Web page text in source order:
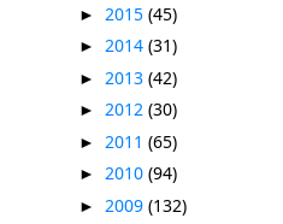
► 2015 (45)
► 2014 (31)
► 2013 (42)
► 2012 (30)
► 2011 (65)
► 2010 (94)
► 2009 (132)